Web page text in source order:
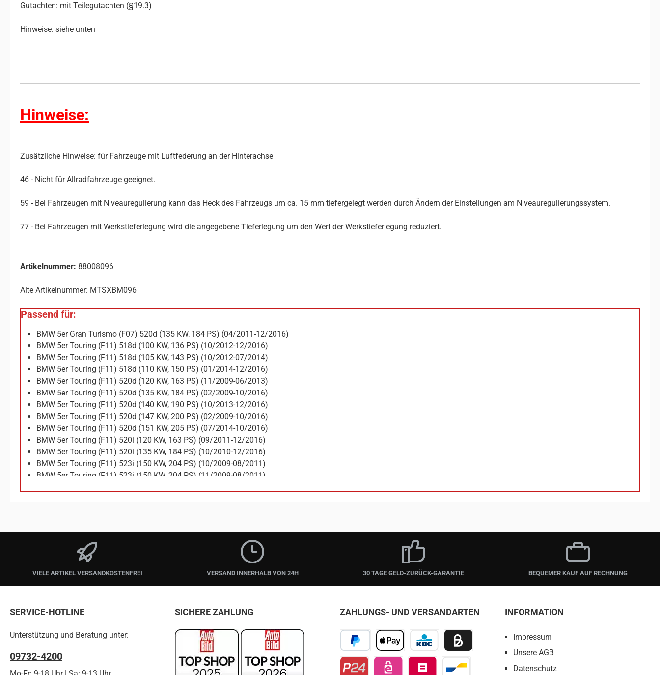
Gutachten: mit Teilegutachten (§19.3)
Hinweise: siehe unten
Hinweise:
Zusätzliche Hinweise: für Fahrzeuge mit Luftfederung an der Hinterachse
46 - Nicht für Allradfahrzeuge geeignet.
59 - Bei Fahrzeugen mit Niveauregulierung kann das Heck des Fahrzeugs um ca. 15 mm tiefergelegt werden durch Ändern der Einstellungen am Niveauregulierungssystem.
77 - Bei Fahrzeugen mit Werkstieferlegung wird die angegebene Tieferlegung um den Wert der Werkstieferlegung reduziert.
Artikelnummer: 88008096
Alte Artikelnummer: MTSXBM096
Passend für:
BMW 5er Gran Turismo (F07) 520d (135 KW, 184 PS) (04/2011-12/2016)
BMW 5er Touring (F11) 518d (100 KW, 136 PS) (10/2012-12/2016)
BMW 5er Touring (F11) 518d (105 KW, 143 PS) (10/2012-07/2014)
BMW 5er Touring (F11) 518d (110 KW, 150 PS) (01/2014-12/2016)
BMW 5er Touring (F11) 520d (120 KW, 163 PS) (11/2009-06/2013)
BMW 5er Touring (F11) 520d (135 KW, 184 PS) (02/2009-10/2016)
BMW 5er Touring (F11) 520d (140 KW, 190 PS) (10/2013-12/2016)
BMW 5er Touring (F11) 520d (147 KW, 200 PS) (02/2009-10/2016)
BMW 5er Touring (F11) 520d (151 KW, 205 PS) (07/2014-10/2016)
BMW 5er Touring (F11) 520i (120 KW, 163 PS) (09/2011-12/2016)
BMW 5er Touring (F11) 520i (135 KW, 184 PS) (10/2010-12/2016)
BMW 5er Touring (F11) 523i (150 KW, 204 PS) (10/2009-08/2011)
BMW 5er Touring (F11) 523i (150 KW, 204 PS) (11/2009-08/2011)
VIELE ARTIKEL VERSANDKOSTENFREI VERSAND INNERHALB VON 24H 30 TAGE GELD-ZURÜCK-GARANTIE BEQUEMER KAUF AUF RECHNUNG
SERVICE-HOTLINE
Unterstützung und Beratung unter:
09732-4200
ZAHLUNGS- UND VERSANDARTEN
PayPal Apple PayKBC/CBC PaymentBillie / Kauf auf Rechnung
INFORMATION
Impressum
Unsere AGB
Datenschutz
SICHERE ZAHLUNG